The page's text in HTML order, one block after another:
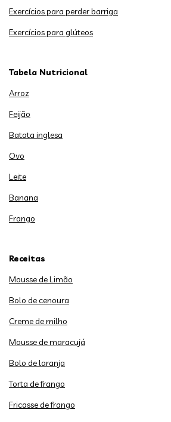
Exercícios para perder barriga
Exercícios para glúteos
Tabela Nutricional
Arroz
Feijão
Batata inglesa
Ovo
Leite
Banana
Frango
Receitas
Mousse de Limão
Bolo de cenoura
Creme de milho
Mousse de maracujá
Bolo de laranja
Torta de frango
Fricasse de frango